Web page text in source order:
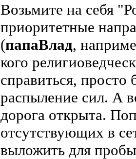
Возьмите на себя
приоритетные
(папаВлад,
кого
справиться, просто
распыление сил. А
дорога открыта.
отсутствующих в
выложить для